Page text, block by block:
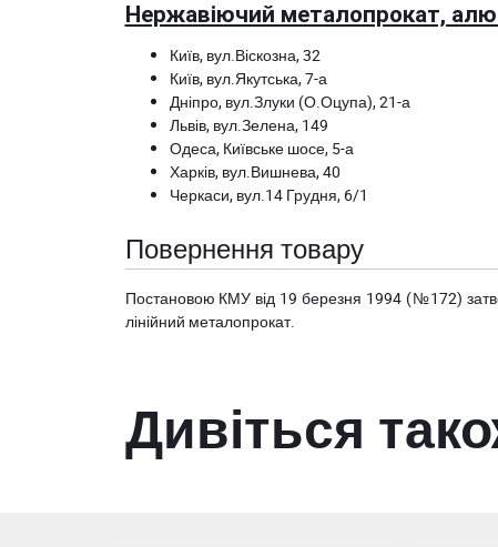
Нержавіючий металопрокат,
Київ, вул.Віскозна, 32
Київ, вул.Якутська, 7-а
Дніпро, вул.Злуки (О.Оцупа), 21-а
Львів, вул.Зелена, 149
Одеса, Київське шосе, 5-а
Харків, вул.Вишнева, 40
Черкаси, вул.14 Грудня, 6/1
Повернення товару
Постановою КМУ від 19 березня 1994 (№172)
лінійний металопрокат.
Дивіться